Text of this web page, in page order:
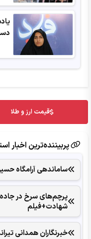
قیمت ارز و طلا
پربیننده‌ترین اخبار
ساماندهی آرامگاه
‌‌پرچم‌های سرخ در جاده
شهادت+فیلم
خبرنگاران همدانی